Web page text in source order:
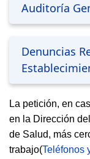
Auditoría
Denuncias
La petición, en
en la Dirección
de Salud, más
trabajo(Teléfonos